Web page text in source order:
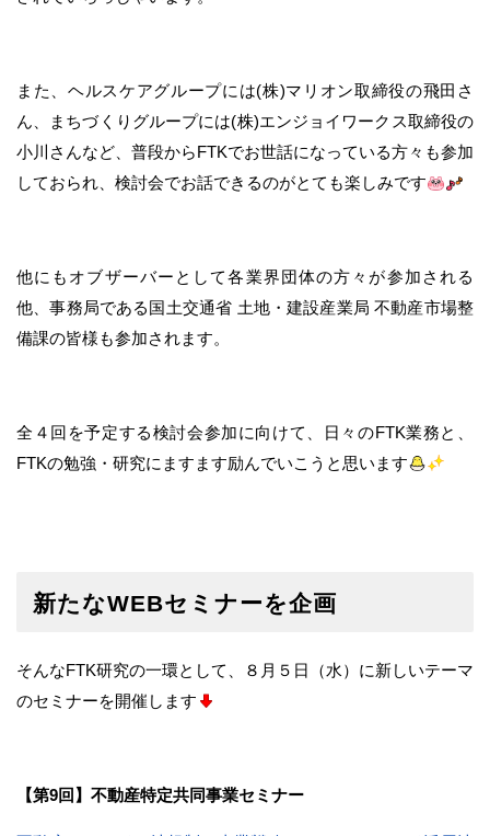
また、ヘルスケアグループには(株)マリオン取締役の飛田さ
ん、まちづくりグループには(株)エンジョイワークス取締役の
小川さんなど、普段からFTKでお世話になっている方々も参加
しておられ、検討会でお話できるのがとても楽しみです
他にもオブザーバーとして各業界団体の方々が参加される
他、事務局である国土交通省 土地・建設産業局 不動産市場整
備課の皆様も参加されます。
全４回を予定する検討会参加に向けて、日々のFTK業務と、
FTKの勉強・研究にますます励んでいこうと思います
新たなWEBセミナーを企画
そんなFTK研究の一環として、８月５日（水）に新しいテーマ
のセミナーを開催します
【第9回】不動産特定共同事業セミナー